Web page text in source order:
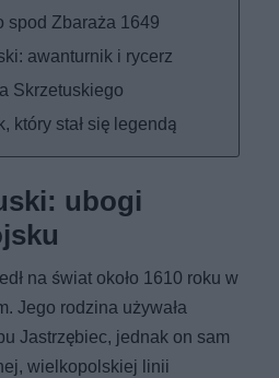
spod Zbaraża 1649
awanturnik i rycerz
Skrzetuskiego
który stał się legendą
ubogi
na świat około 1610 roku w
Jego rodzina używała
Jastrzębiec, jednak on sam
wielkopolskiej linii